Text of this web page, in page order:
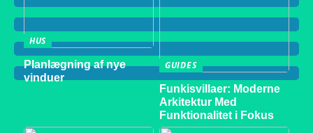
HUS
Planlægning af nye
vinduer
GUIDES
Funkisvillaer: Moderne
Arkitektur Med
Funktionalitet i Fokus